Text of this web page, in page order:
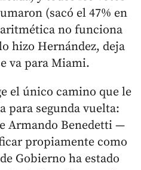
(sacó el 47% en
no funciona
hizo Hernández, deja
va para Miami.
el único camino que le
para segunda vuelta:
Armando Benedetti —
propiamente como
Gobierno ha estado